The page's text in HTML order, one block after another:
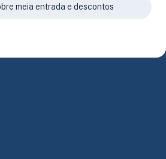
meia entrada e descontos